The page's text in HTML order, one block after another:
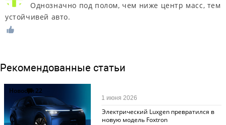
Однозначно под полом, чем ниже центр масс, тем
устойчивей авто.
Рекомендованные статьи
Новости 22
Электрический Luxgen превратился в
новую модель Foxtron
1 июня 2026